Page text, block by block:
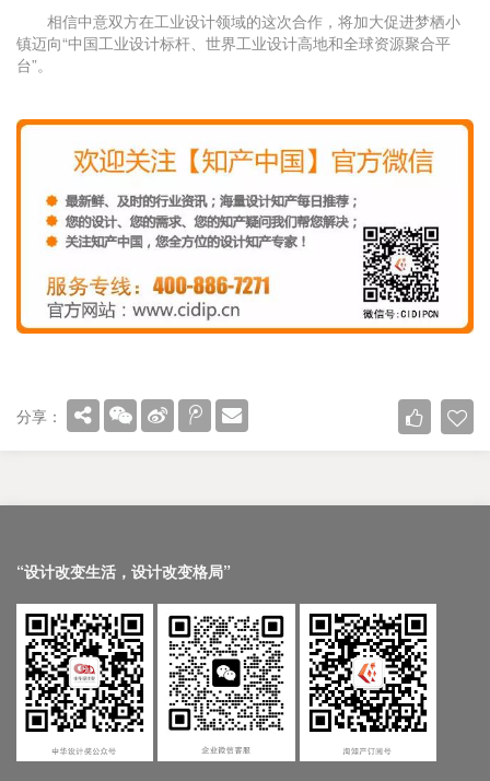
相信中意双方在工业设计领域的这次合作，将加大促进梦栖小
镇迈向“中国工业设计标杆、世界工业设计高地和全球资源聚合平
台”。
分享：
“设计改变生活，设计改变格局”